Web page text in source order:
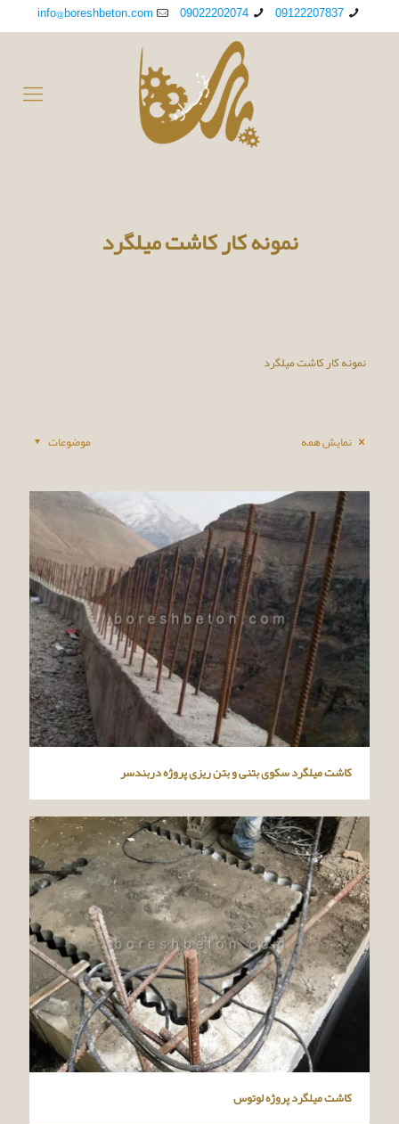
09122207837
09022202074
info@boreshbeton.com
نمونه کار کاشت میلگرد
نمونه کار کاشت میلگرد
موضوعات نمایش همه
کاشت میلگرد سکوی بتنی و بتن ریزی پروژه دربندسر
کاشت میلگرد پروژه لوتوس